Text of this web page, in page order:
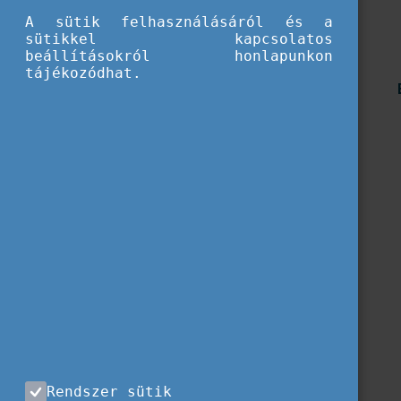
A sütik felhasználásáról és a
sütikkel kapcsolatos
beállításokról honlapunkon
tájékozódhat.
Rendszer sütik